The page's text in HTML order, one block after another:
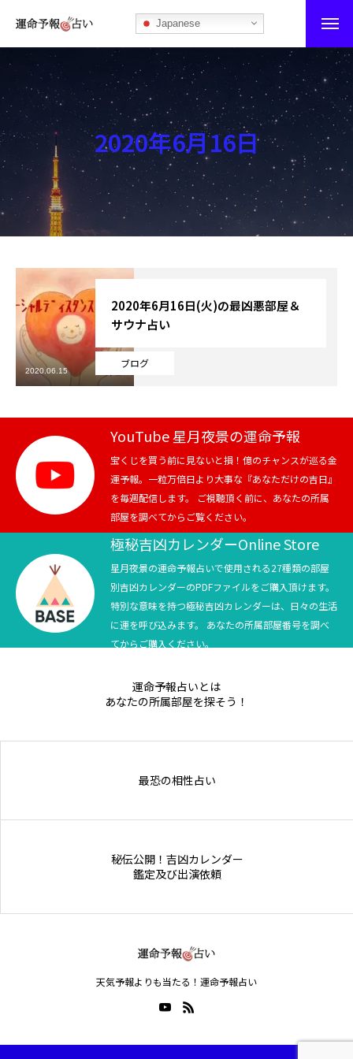
Japanese
運命予報占い
運命予報占いとは
あなたの所属部屋を探そう！
最恐の相性占い
秘伝公開！吉凶カレンダー
記事カテゴリー
ブログ
お知らせ
芸能界
テニス
スポーツ
競馬
テニス四大大会・五輪
テニス四大大会・五輪
2020年6月16日
ブログ
2020年6月16日(火)の最凶悪部屋＆
サウナ占い
2020.06.15
YouTube 星月夜景の運命予報
宝くじを買う前に見ないと損！億のチャンスが巡る金
運予報。一粒万倍日より大事な『あなただけの吉日』
を毎週配信します。 ご視聴頂く前に、あなたの所属
部屋を調べてからご覧ください。
極秘吉凶カレンダーOnline Store
星月夜景の運命予報占いで使用される27種類の部屋
別吉凶カレンダーのPDFファイルをご購入頂けます。
特別な意味を持つ極秘吉凶カレンダーは、日々の生活
に運を呼び込みます。 あなたの所属部屋番号を調べ
てからご購入ください。
運命予報占いとは
あなたの所属部屋を探そう！
最恐の相性占い
秘伝公開！吉凶カレンダー
鑑定及び出演依頼
天気予報よりも当たる！運命予報占い